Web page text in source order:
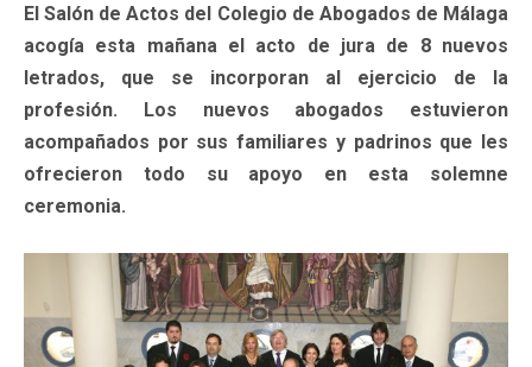
El Salón de Actos del Colegio de Abogados de Málaga
acogía esta mañana el acto de jura de 8 nuevos
letrados, que se incorporan al ejercicio de la
profesión. Los nuevos abogados estuvieron
acompañados por sus familiares y padrinos que les
ofrecieron todo su apoyo en esta solemne
ceremonia.